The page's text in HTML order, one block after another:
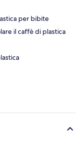
per bibite
il caffè di plastica